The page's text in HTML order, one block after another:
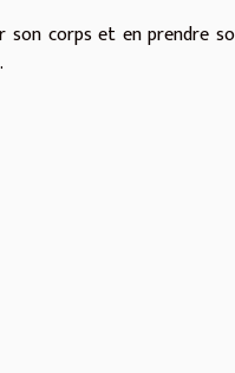
son corps et en prendre